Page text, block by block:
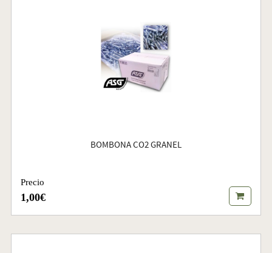
BOMBONA CO2 GRANEL
Precio
1,00€